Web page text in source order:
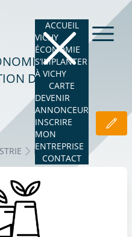
ACCUEIL
VICHY
ÉCONOMIE
S’IMPLANTER
À VICHY
CARTE
DEVENIR
ANNONCEUR
INSCRIRE
MON
ENTREPRISE
CONTACT
DE
DE VICHY
PLASTURGIE